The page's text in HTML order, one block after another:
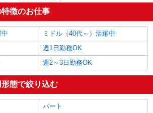
法務1,500円
1,500円
時給を見る
徴のお仕事
ミドル（40代～）活躍中
週1日勤務OK
週2～3日勤務OK
態で絞り込む
パート